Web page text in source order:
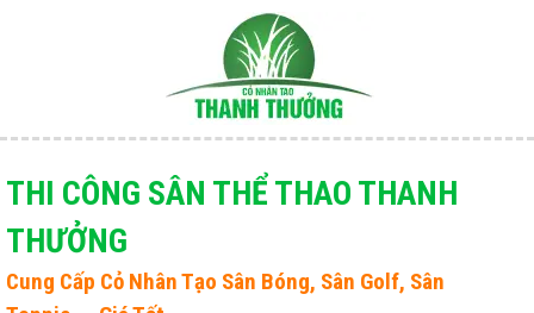
Menu
Giới thiệu
Sản phẩm
Tin Tức - Sự kiện
THI CÔNG SÂN THỂ THAO THANH
THƯỞNG
Cung Cấp Cỏ Nhân Tạo Sân Bóng, Sân Golf, Sân